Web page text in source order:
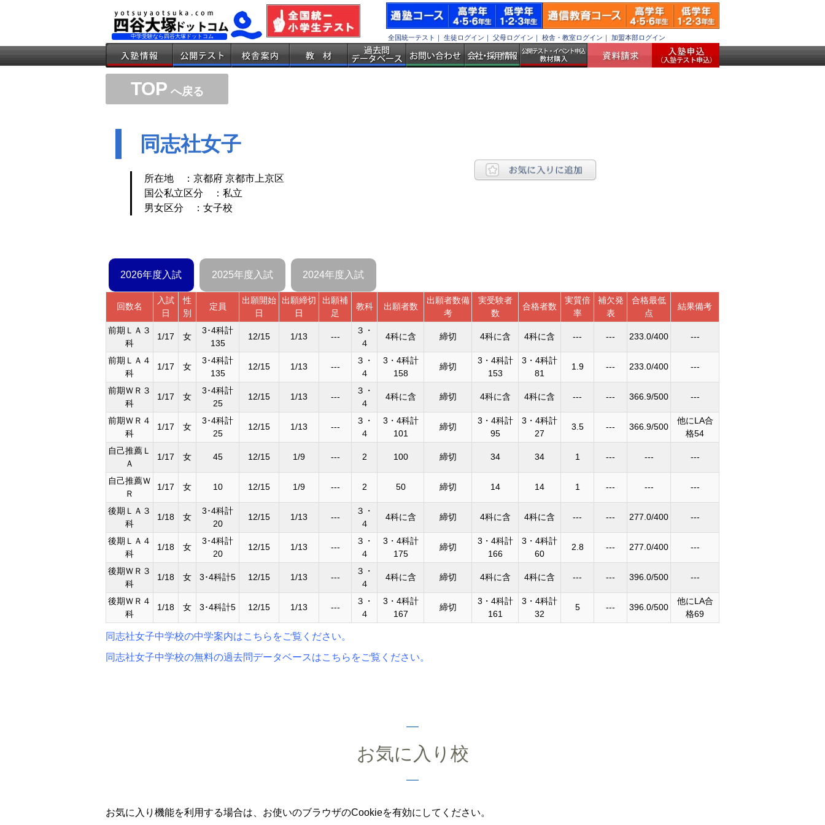
中学受験なら四谷大塚ドットコム 全国統一テスト ｜ 生徒ログイン ｜ 父母ログイン ｜ 校舎・教室ログイン ｜ 加盟本部ログイン
TOP へ戻る
同志社女子
所在地 ：京都府 京都市上京区
国公私立区分 ：私立
男女区分 ：女子校
2026年度入試 2025年度入試 2024年度入試
回数名
入試
日
性
別
定員
出願開始
日
出願締切
日
出願補
足
教科 出願者数
出願者数備
考
実受験者
数
合格者数
実質倍
率
補欠発
表
合格最低
点
結果備考
前期ＬＡ３
科
1/17 女
3･4科計
135
12/15 1/13 ---
３・
４
4科に含 締切 4科に含 4科に含 --- --- 233.0/400 ---
前期ＬＡ４
科
1/17 女
3･4科計
135
12/15 1/13 ---
３・
４
3・4科計
158
締切
3・4科計
153
3・4科計
81
1.9 --- 233.0/400 ---
前期ＷＲ３
科
1/17 女
3･4科計
25
12/15 1/13 ---
３・
４
4科に含 締切 4科に含 4科に含 --- --- 366.9/500 ---
前期ＷＲ４
科
1/17 女
3･4科計
25
12/15 1/13 ---
３・
４
3・4科計
101
締切
3・4科計
95
3・4科計
27
3.5 --- 366.9/500
他にLA合
格54
自己推薦Ｌ
Ａ
1/17 女 45 12/15 1/9 --- 2 100 締切 34 34 1 --- --- ---
自己推薦Ｗ
Ｒ
1/17 女 10 12/15 1/9 --- 2 50 締切 14 14 1 --- --- ---
後期ＬＡ３
科
1/18 女
3･4科計
20
12/15 1/13 ---
３・
４
4科に含 締切 4科に含 4科に含 --- --- 277.0/400 ---
後期ＬＡ４
科
1/18 女
3･4科計
20
12/15 1/13 ---
３・
４
3・4科計
175
締切
3・4科計
166
3・4科計
60
2.8 --- 277.0/400 ---
後期ＷＲ３
科
1/18 女 3･4科計5 12/15 1/13 ---
３・
４
4科に含 締切 4科に含 4科に含 --- --- 396.0/500 ---
後期ＷＲ４
科
1/18 女 3･4科計5 12/15 1/13 ---
３・
４
3・4科計
167
締切
3・4科計
161
3・4科計
32
5 --- 396.0/500
他にLA合
格69
同志社女子中学校の中学案内はこちらをご覧ください。
同志社女子中学校の無料の過去問データベースはこちらをご覧ください。
お気に入り校
お気に入り機能を利用する場合は、お使いのブラウザのCookieを有効にしてください。